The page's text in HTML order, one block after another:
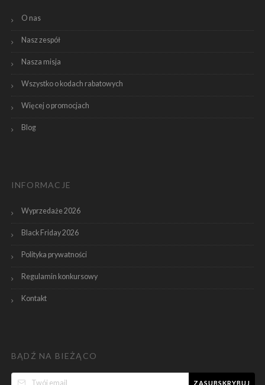
O nas
Nasz zespół
Nasza misja
Wszystko o kodach rabatowych
Więcej o promocjach
Blog
INFORMACJE
Wyprzedaże 2026
Black Friday 2026
Polityka prywatności
Regulamin konkursowy
Kontakt
BĄDŹ NA BIEŻĄCO
ZASUBSKRYBUJ